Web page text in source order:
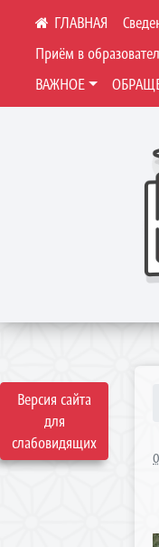
Версия сайта
для
слабовидящих
Приём в
ВАЖНОЕ